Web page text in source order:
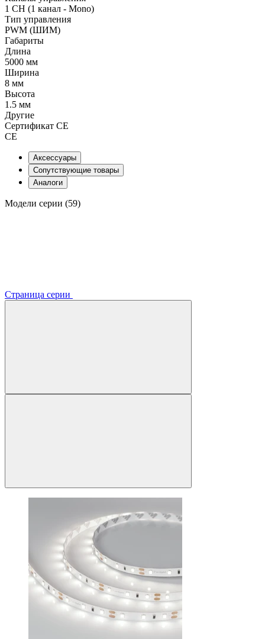
1 CH (1 канал - Mono)
Тип управления
PWM (ШИМ)
Габариты
Длина
5000 мм
Ширина
8 мм
Высота
1.5 мм
Другие
Сертификат CE
CE
Аксессуары
Сопутствующие товары
Аналоги
Модели серии (59)
Страница серии